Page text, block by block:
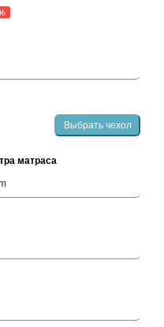
Выбрать чехол
матраса